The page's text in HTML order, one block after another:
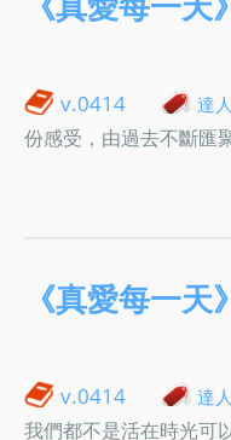
v.0414 達
份感受，由過去不斷匯
《真愛每一
v.0414 達
我們都不是活在時光可